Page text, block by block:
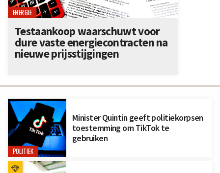
POLITIEK
Minister Quintin geeft politiekorpsen
toestemming om TikTok te
gebruiken
ENERGIE
Testaankoop waarschuwt voor
dure vaste energiecontracten na
nieuwe prijsstijgingen